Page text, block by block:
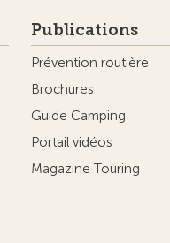
Publications
Prévention routière
Brochures
Guide Camping
Portail vidéos
Magazine Touring